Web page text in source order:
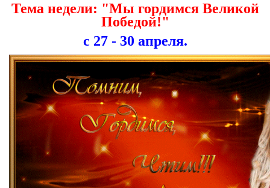
Тема недели: "Мы гордимся Великой
Победой!"
с 27 - 30 апреля.